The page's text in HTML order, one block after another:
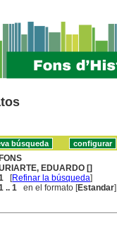
EDUARDO []
[Refinar la búsqueda]
.. 1 en el formato [Estandar]